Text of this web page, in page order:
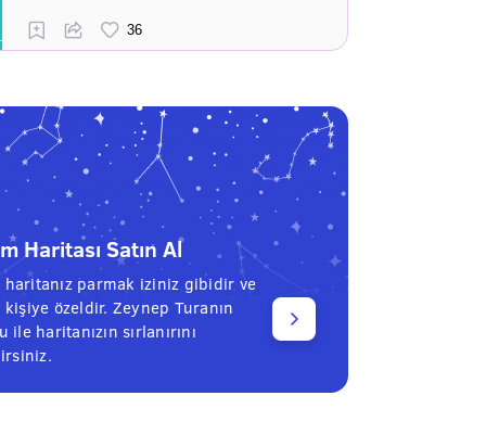
Haritası Satın Al
haritanız parmak iziniz gibidir ve
kişiye özeldir. Zeynep Turanın
ile haritanızın sırlanırını